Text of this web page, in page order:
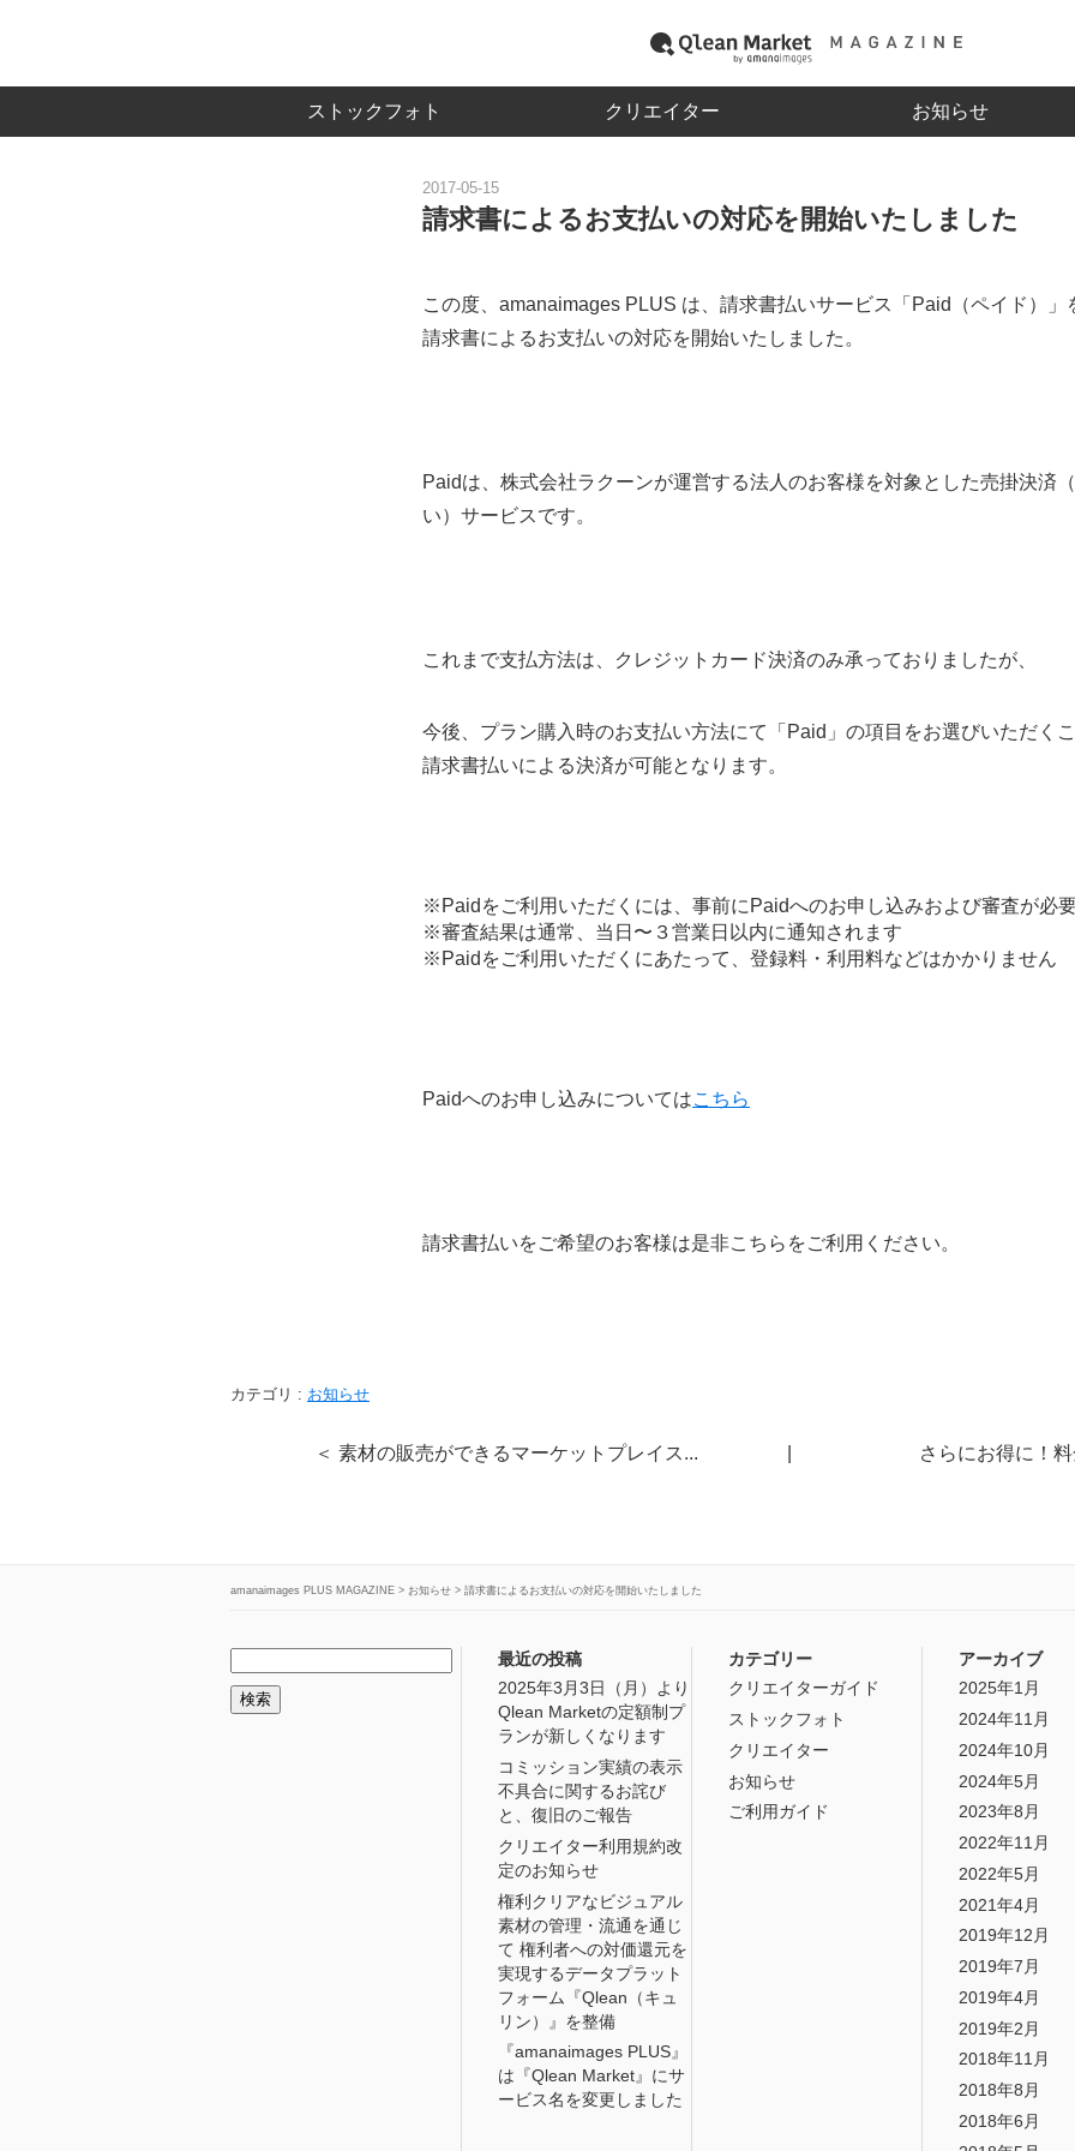
ストックフォト クリエイター お知らせ
2017-05-15
請求書によるお支払いの対応を開始いたしました
この度、amanaimages PLUS は、請求書払いサービス「Paid（ペイド）」
請求書によるお支払いの対応を開始いたしました。
Paidは、株式会社ラクーンが運営する法人のお客様を対象とした売掛決済
い）サービスです。
これまで支払方法は、クレジットカード決済のみ承っておりましたが、
今後、プラン購入時のお支払い方法にて「Paid」の項目をお選びいただくこ
請求書払いによる決済が可能となります。
※Paidをご利用いただくには、事前にPaidへのお申し込みおよび審査が必
※審査結果は通常、当日〜３営業日以内に通知されます
※Paidをご利用いただくにあたって、登録料・利用料などはかかりません
Paidへのお申し込みについてはこちら
請求書払いをご希望のお客様は是非こちらをご利用ください。
カテゴリ : お知らせ
＜ 素材の販売ができるマーケットプレイス... さらにお得に！
amanaimages PLUS MAGAZINE > お知らせ > 請求書によるお支払いの対応を開始いたしました
最近の投稿
2025年3月3日（月）より
Qlean Marketの定額制プ
ランが新しくなります
コミッション実績の表示
不具合に関するお詫び
と、復旧のご報告
クリエイター利用規約改
定のお知らせ
権利クリアなビジュアル
素材の管理・流通を通じ
て 権利者への対価還元を
実現するデータプラット
フォーム『Qlean（キュ
リン）』を整備
『amanaimages PLUS』
は『Qlean Market』にサ
ービス名を変更しました
カテゴリー
クリエイターガイド
ストックフォト
クリエイター
お知らせ
ご利用ガイド
アーカイブ
2025年1月
2024年11月
2024年10月
2024年5月
2023年8月
2022年11月
2022年5月
2021年4月
2019年12月
2019年7月
2019年4月
2019年2月
2018年11月
2018年8月
2018年6月